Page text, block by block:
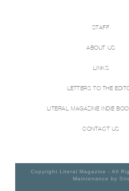
STAFF
ABOUT US
LINKS
LETTERS TO THE
LITERAL MAGAZINE INDIE
CONTACT US
Copyright Literal Magazine - All
Maintenance by